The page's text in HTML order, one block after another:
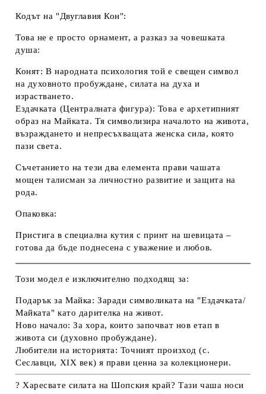
Кодът на "Двуглавия Кон":
Това не е просто орнамент, а разказ за човешката
душа:
Конят: В народната психология той е свещен символ
на духовното пробуждане, силата на духа и
израстването.
Ездачката (Централната фигура): Това е архетипният
образ наМайката. Тя символизира началото на живота,
възраждането и непресъхващата женска сила, която
пази света.
Съчетанието на тези два елемента прави чашата
мощен талисман за личностно развитие и защита на
рода.
Опаковка:
Пристига в специална кутия с принт на шевицата –
готова да бъде поднесена с уважение и любов.
Този модел е изключително подходящ за:
Подарък за Майка: Заради символиката на "Ездачката/
Майката" като дарителка на живот.
Ново начало: За хора, които започват нов етап в
живота си (духовно пробуждане).
Любители на историята: Точният произход (с.
Сеславци, XIX век) я прави ценна за колекционери.
? Харесвате силата на Шопския край? Тази чаша носи